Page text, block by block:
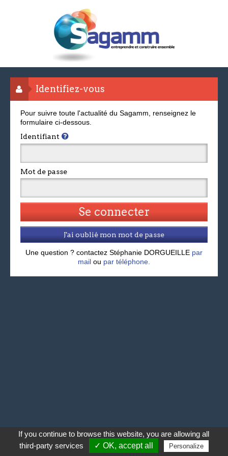
Identifiez-vous
Pour suivre toute l'actualité du Sagamm, renseignez le
formulaire ci-dessous.
Identifiant
Mot de passe
J'ai oublié mon mot de passe
Une question ? contactez Stéphanie DORGUEILLE par
mail ou par téléphone.
If you continue to browse this website, you are allowing all
third-party services
✓ OK, accept all Personalize